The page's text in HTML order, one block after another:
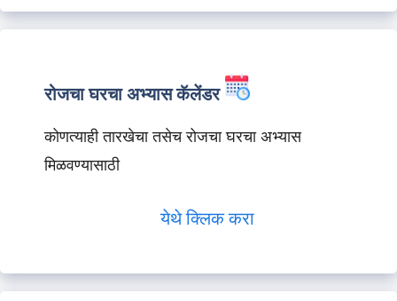
रोजचा घरचा अभ्यास कॅलेंडर
कोणत्याही तारखेचा तसेच रोजचा घरचा अभ्यास
मिळवण्यासाठी
येथे क्लिक करा